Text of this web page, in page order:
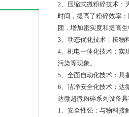
2、压缩式微粉碎技术：
时间，提高了粉碎效率
团，增加密实度和提高
3、动态优化技术：按物
4、机电一体化技术：实
污染等现象。
5、全面自动化技术：具
6、洁净安全化技术：达
达微超微粉碎系列设备
1、安全性强：与物料接